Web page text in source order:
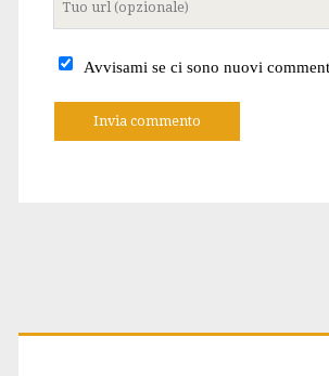
sito
Avvisami se ci sono nuovi
i
Primary